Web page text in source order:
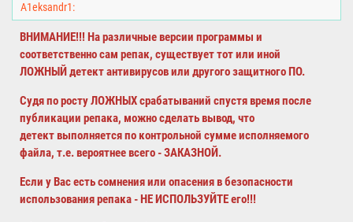
A1eksandr1:
ВНИМАНИЕ!!! На различные версии программы и
соответственно сам репак, существует тот или иной
ЛОЖНЫЙдетект антивирусов или другого защитного ПО.
Судя по росту ЛОЖНЫХ срабатываний спустя время после
публикации репака, можно сделать вывод, что
детект выполняется по контрольной сумме исполняемого
файла, т.е. вероятнее всего - ЗАКАЗНОЙ.
Если у Вас есть сомнения или опасения в безопасности
использования репака - НЕ ИСПОЛЬЗУЙТЕ его!!!